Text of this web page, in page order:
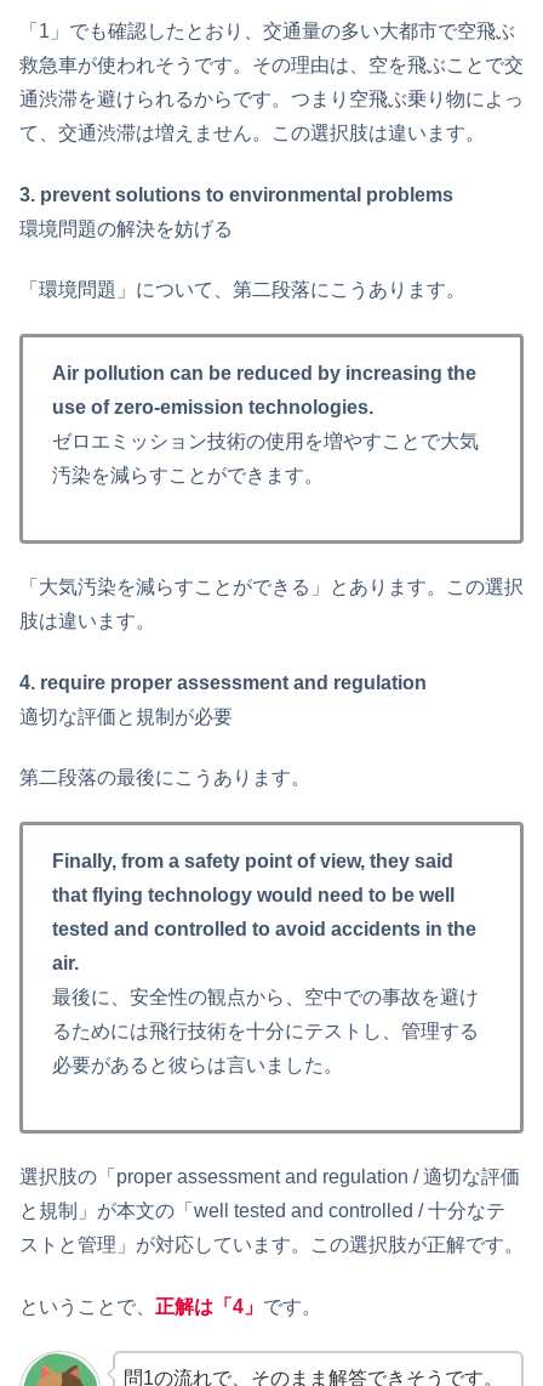
「1」でも確認したとおり、交通量の多い大都市で空飛ぶ
救急車が使われそうです。その理由は、空を飛ぶことで交
通渋滞を避けられるからです。つまり空飛ぶ乗り物によっ
て、交通渋滞は増えません。この選択肢は違います。
3. prevent solutions to environmental problems
環境問題の解決を妨げる
「環境問題」について、第二段落にこうあります。
Air pollution can be reduced by increasing the
use of zero-emission technologies.
ゼロエミッション技術の使用を増やすことで大気
汚染を減らすことができます。
「大気汚染を減らすことができる」とあります。この選択
肢は違います。
4. require proper assessment and regulation
適切な評価と規制が必要
第二段落の最後にこうあります。
Finally, from a safety point of view, they said
that flying technology would need to be well
tested and controlled to avoid accidents in the
air.
最後に、安全性の観点から、空中での事故を避け
るためには飛行技術を十分にテストし、管理する
必要があると彼らは言いました。
選択肢の「proper assessment and regulation / 適切な評価
と規制」が本文の「well tested and controlled / 十分なテ
ストと管理」が対応しています。この選択肢が正解です。
ということで、 正解は「4」 です。
問1の流れで、そのまま解答できそうです。